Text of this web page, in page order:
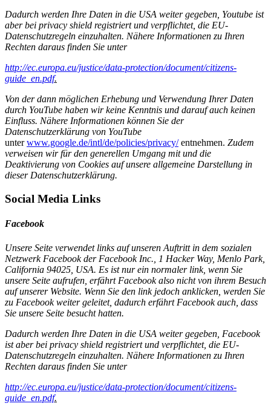
Dadurch werden Ihre Daten in die USA weiter gegeben, Youtube ist
aber bei privacy shield registriert und verpflichtet, die EU-
Datenschutzregeln einzuhalten. Nähere Informationen zu Ihren
Rechten daraus finden Sie unter
http://ec.europa.eu/justice/data-protection/document/citizens-
guide_en.pdf.
Von der dann möglichen Erhebung und Verwendung Ihrer Daten
durch YouTube haben wir keine Kenntnis und darauf auch keinen
Einfluss. Nähere Informationen können Sie der
Datenschutzerklärung von YouTube
unterwww.google.de/intl/de/policies/privacy/entnehmen. Zudem
verweisen wir für den generellen Umgang mit und die
Deaktivierung von Cookies auf unsere allgemeine Darstellung in
dieser Datenschutzerklärung.
Social Media Links
Facebook
Unsere Seite verwendet links auf unseren Auftritt in dem sozialen
Netzwerk Facebook der Facebook Inc., 1 Hacker Way, Menlo Park,
California 94025, USA. Es ist nur ein normaler link, wenn Sie
unsere Seite aufrufen, erfährt Facebook also nicht von ihrem Besuch
auf unserer Website. Wenn Sie den link jedoch anklicken, werden Sie
zu Facebook weiter geleitet, dadurch erfährt Facebook auch, dass
Sie unsere Seite besucht hatten.
Dadurch werden Ihre Daten in die USA weiter gegeben, Facebook
ist aber bei privacy shield registriert und verpflichtet, die EU-
Datenschutzregeln einzuhalten. Nähere Informationen zu Ihren
Rechten daraus finden Sie unter
http://ec.europa.eu/justice/data-protection/document/citizens-
guide_en.pdf.